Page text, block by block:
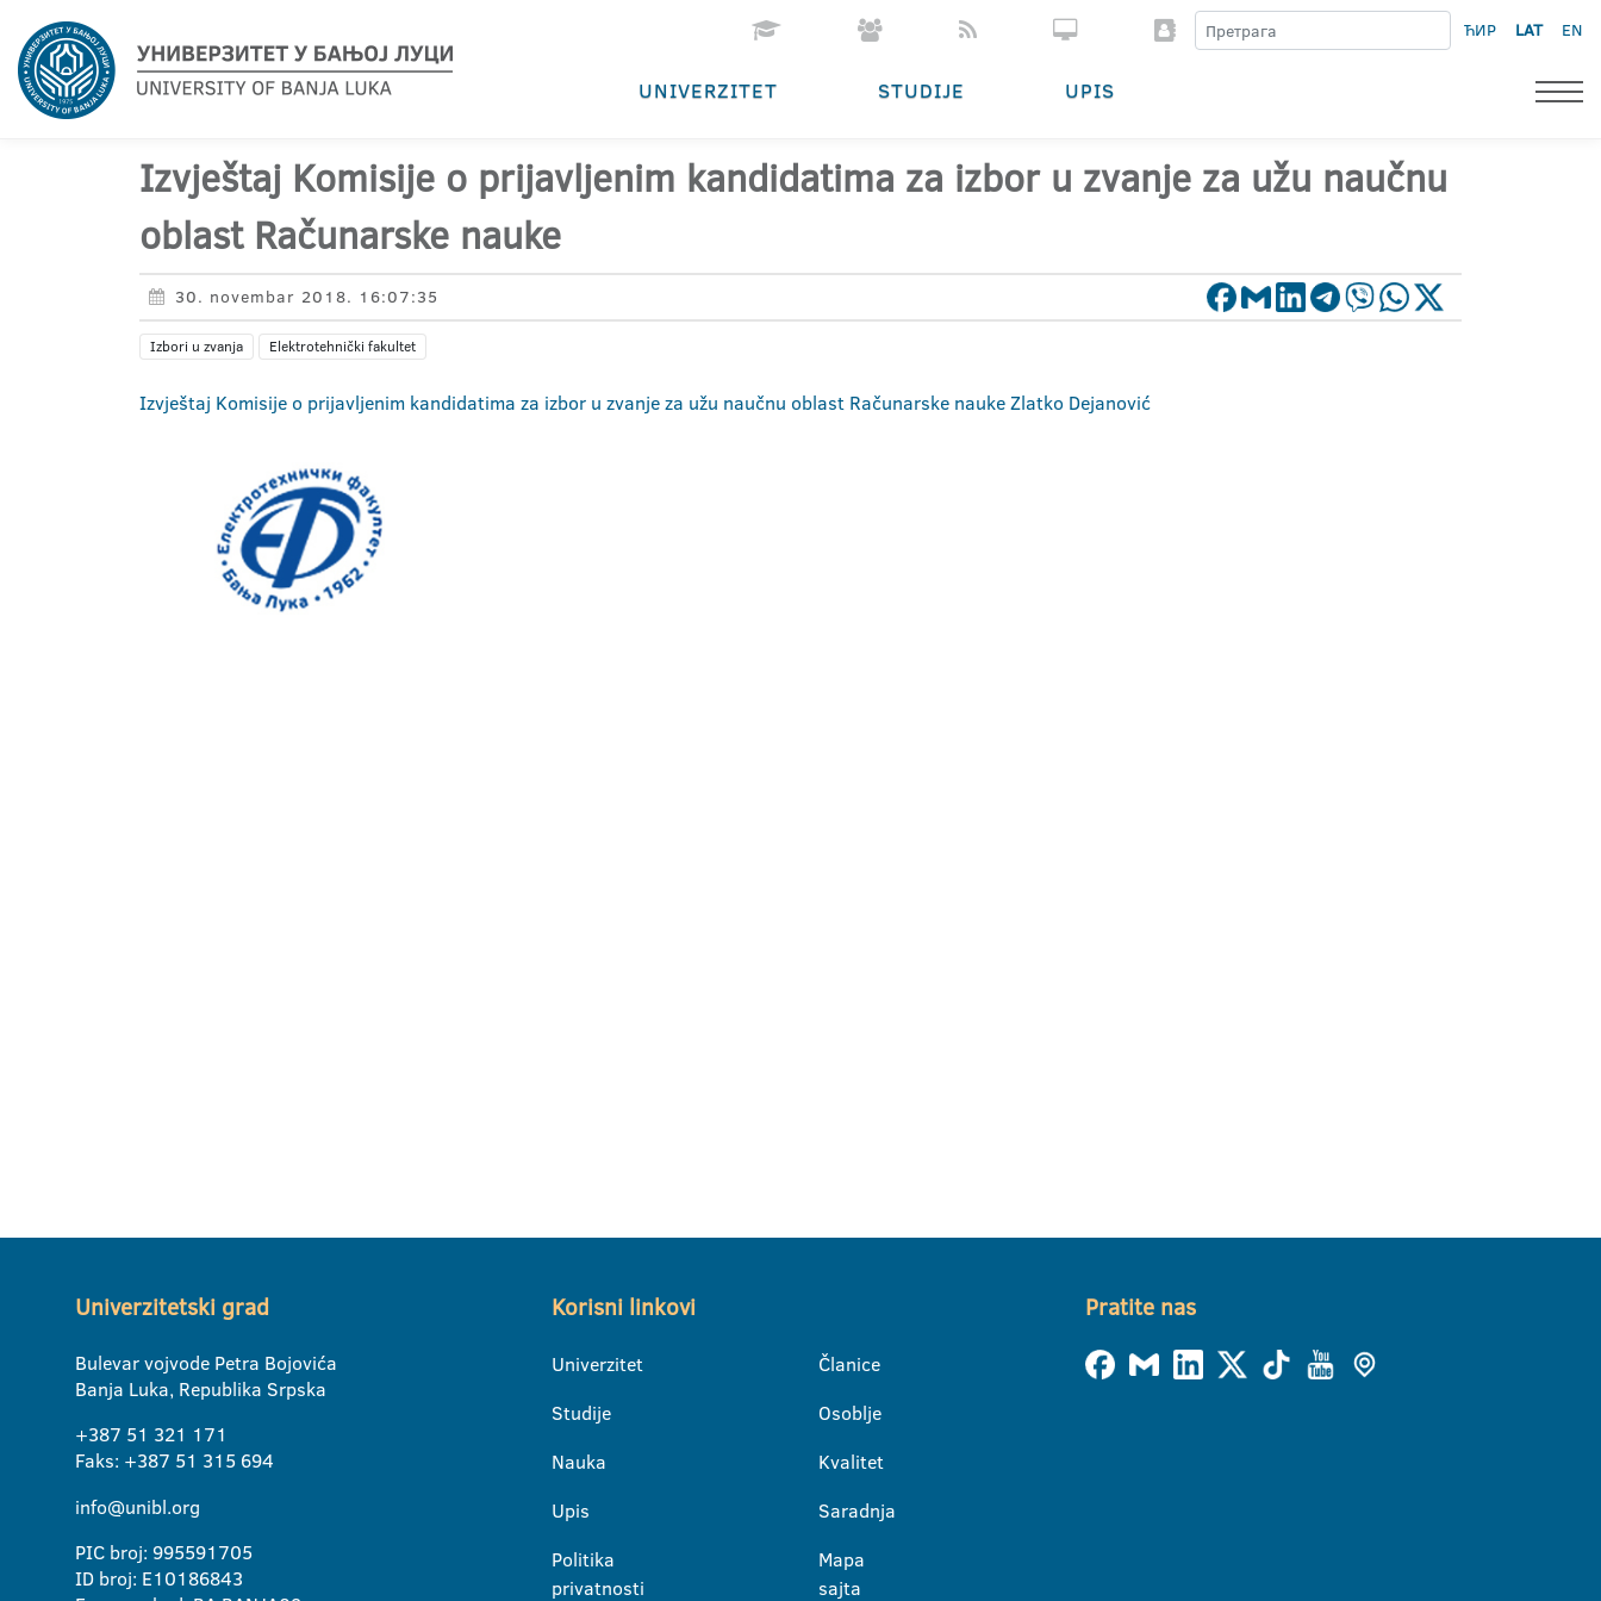
ЋИР LAT EN
UNIVERZITET STUDIJE UPIS
Izvještaj Komisije o prijavljenim kandidatima za izbor u zvanje za užu naučnu
oblast Računarske nauke
30. novembar 2018. 16:07:35
Izbori u zvanja Elektrotehnički fakultet
Izvještaj Komisije o prijavljenim kandidatima za izbor u zvanje za užu naučnu oblast Računarske nauke Zlatko Dejanović
Univerzitetski grad
Bulevar vojvode Petra Bojovića
Banja Luka, Republika Srpska
+387 51 321 171
Faks: +387 51 315 694
info@unibl.org
PIC broj: 995591705
ID broj: E10186843
Korisni linkovi
Univerzitet
Studije
Nauka
Upis
Politika
privatnosti
Članice
Osoblje
Kvalitet
Saradnja
Mapa
sajta
Pratite nas